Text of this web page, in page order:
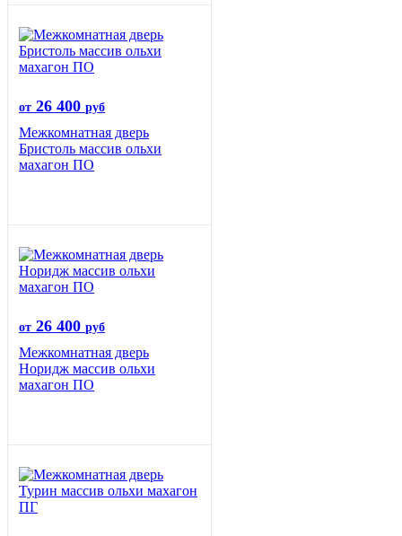
от 26 400 руб
Межкомнатная дверь
Бристоль массив ольхи
махагон ПО
от 26 400 руб
Межкомнатная дверь
Норидж массив ольхи
махагон ПО